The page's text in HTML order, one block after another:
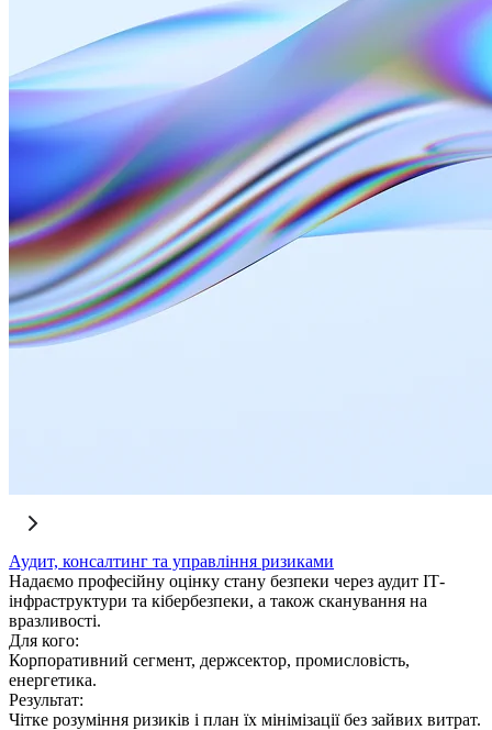
Аудит, консалтинг та управління ризиками
Надаємо професійну оцінку стану безпеки через аудит ІТ-
інфраструктури та кібербезпеки, а також сканування на
вразливості.
Для кого:
Корпоративний сегмент, держсектор, промисловість,
енергетика.
Результат:
Чітке розуміння ризиків і план їх мінімізації без зайвих витрат.